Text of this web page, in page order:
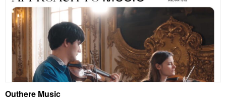
Outhere Music